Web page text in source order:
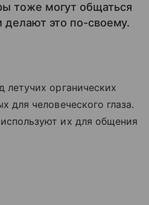
тоже могут общаться
это по-своему.
летучих органических
для человеческого глаза.
их для общения